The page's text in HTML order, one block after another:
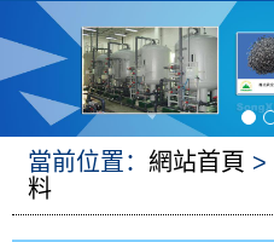
當前位置： 網站首頁 >
料